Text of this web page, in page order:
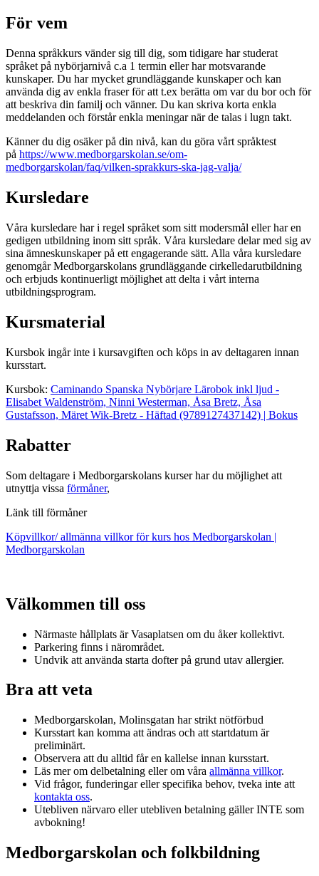
För vem
Denna språkkurs vänder sig till dig, som tidigare har studerat
språket på nybörjarnivå c.a 1 termin eller har motsvarande
kunskaper. Du har mycket grundläggande kunskaper och kan
använda dig av enkla fraser för att t.ex berätta om var du bor och för
att beskriva din familj och vänner. Du kan skriva korta enkla
meddelanden och förstår enkla meningar när de talas i lugn takt.
Känner du dig osäker på din nivå, kan du göra vårt språktest
på https://www.medborgarskolan.se/om-
medborgarskolan/faq/vilken-sprakkurs-ska-jag-valja/
Kursledare
Våra kursledare har i regel språket som sitt modersmål eller har en
gedigen utbildning inom sitt språk. Våra kursledare delar med sig av
sina ämneskunskaper på ett engagerande sätt. Alla våra kursledare
genomgår Medborgarskolans grundläggande cirkelledarutbildning
och erbjuds kontinuerligt möjlighet att delta i vårt interna
utbildningsprogram.
Kursmaterial
Kursbok ingår inte i kursavgiften och köps in av deltagaren innan
kursstart.
Kursbok: Caminando Spanska Nybörjare Lärobok inkl ljud -
Elisabet Waldenström, Ninni Westerman, Åsa Bretz, Åsa
Gustafsson, Märet Wik-Bretz - Häftad (9789127437142) | Bokus
Rabatter
Som deltagare i Medborgarskolans kurser har du möjlighet att
utnyttja vissa förmåner,
Länk till förmåner
Köpvillkor/ allmänna villkor för kurs hos Medborgarskolan |
Medborgarskolan
Välkommen till oss
Närmaste hållplats är Vasaplatsen om du åker kollektivt.
Parkering finns i närområdet.
Undvik att använda starta dofter på grund utav allergier.
Bra att veta
Medborgarskolan, Molinsgatan har strikt nötförbud
Kursstart kan komma att ändras och att startdatum är
preliminärt.
Observera att du alltid får en kallelse innan kursstart.
Läs mer om delbetalning eller om våra allmänna villkor.
Vid frågor, funderingar eller specifika behov, tveka inte att
kontakta oss.
Utebliven närvaro eller utebliven betalning gäller INTE som
avbokning!
Medborgarskolan och folkbildning